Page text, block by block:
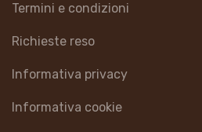
Termini e condizioni
Richieste reso
Informativa privacy
Informativa cookie